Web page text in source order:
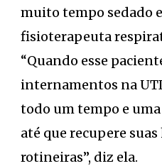
muito tempo sedado
fisioterapeuta
“Quando esse
internamentos na
todo um tempo e
até que recupere
rotineiras”, diz ela.